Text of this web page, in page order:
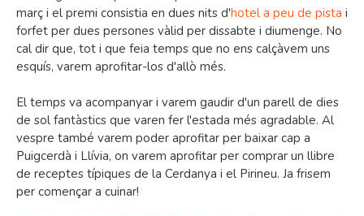
març i el premi consistia en dues nits d'hotel a peu de pista i
forfet per dues persones vàlid per dissabte i diumenge. No
cal dir que, tot i que feia temps que no ens calçàvem uns
esquís, varem aprofitar-los d'allò més.
El temps va acompanyar i varem gaudir d'un parell de dies
de sol fantàstics que varen fer l'estada més agradable. Al
vespre també varem poder aprofitar per baixar cap a
Puigcerdà i Llívia, on varem aprofitar per comprar un llibre
de receptes típiques de la Cerdanya i el Pirineu. Ja frisem
per començar a cuinar!